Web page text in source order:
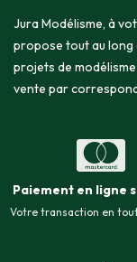
Jura Modélisme, à
propose tout au long
projets de
vente par
Paiement en ligne
Votre transaction en